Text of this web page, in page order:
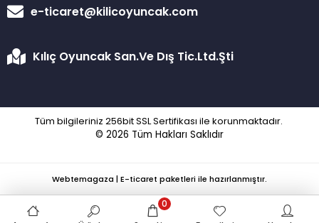
e-ticaret@kilicoyuncak.com
Kılıç Oyuncak San.Ve Dış Tic.Ltd.Şti
Tüm bilgileriniz 256bit SSL Sertifikası ile korunmaktadır.
© 2026 Tüm Hakları Saklıdır
0
Webtemagaza | E-ticaret paketleri ile hazırlanmıştır.